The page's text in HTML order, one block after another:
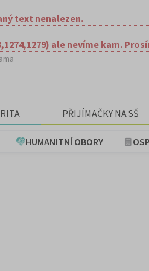
text nenalezen.
ale nevíme kam.
PŘIJÍMAČKY NA SŠ
HUMANITNÍ OBORY